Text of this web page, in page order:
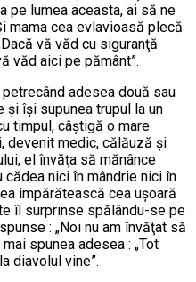
pe lumea aceasta, ai să ne
mama cea evlavioasă plecă
vă văd cu siguranţă
văd aici pe pământ”.
adesea două sau
îşi supunea trupul la un
timpul, câştigă o mare
devenit medic, călăuză şi
el învăţa să mănânce
nici în mândrie nici în
împărătească cea uşoară
îl surprinse spălându-se pe
: „Noi nu am învăţat să
spunea adesea : „Tot
diavolul vine”.